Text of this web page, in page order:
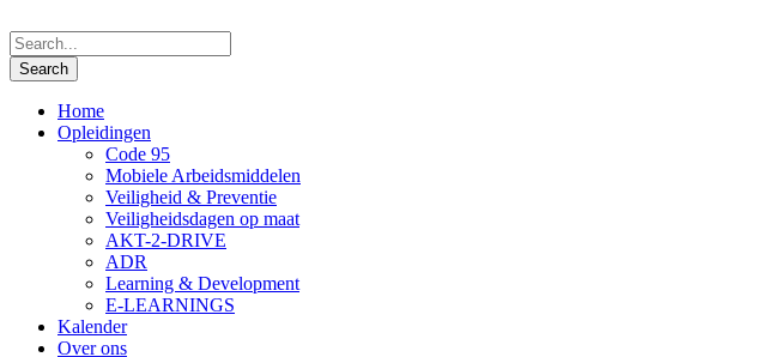
Home
Opleidingen
Code 95
Mobiele Arbeidsmiddelen
Veiligheid & Preventie
Veiligheidsdagen op maat
AKT-2-DRIVE
ADR
Learning & Development
E-LEARNINGS
Kalender
Over ons